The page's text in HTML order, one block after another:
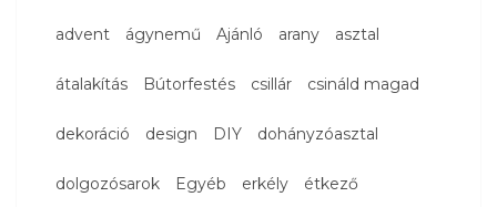
advent ágynemű Ajánló arany asztal
átalakítás Bútorfestés csillár csináld magad
dekoráció design DIY dohányzóasztal
dolgozósarok Egyéb erkély étkező